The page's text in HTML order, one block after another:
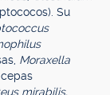
Su
Moraxella
mirabilis,